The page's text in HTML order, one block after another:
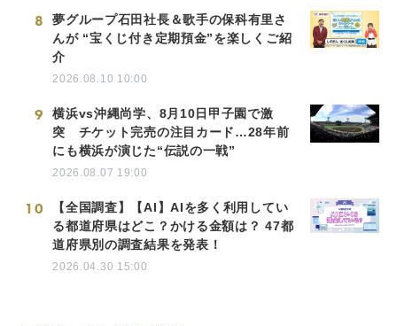
8
夢グループ石田社長＆歌手の保科有里さ
んが “宝くじ付き定期預金”を楽しくご紹
介
2026.08.10 10:00
9
横浜vs沖縄尚学、8月10日甲子園で激
突 チケット完売の注目カード…28年前
にも横浜が演じた“伝説の一戦”
2026.08.07 19:00
10
【全国調査】【AI】AIを多く利用してい
る都道府県はどこ？かける金額は？ 47都
道府県別の調査結果を発表！
2026.04.30 15:00